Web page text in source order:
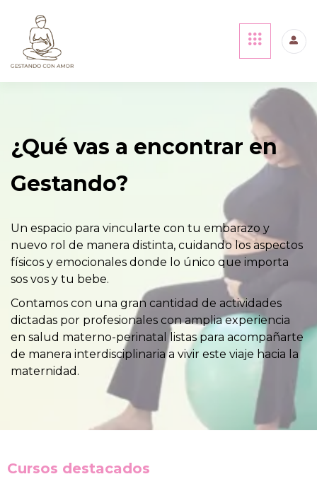
¿Qué vas a encontrar en
Gestando?
Un espacio para vincularte con tu embarazo y
nuevo rol de manera distinta, cuidando los aspectos
físicos y emocionales donde lo único que importa
sos vos y tu bebe.
Contamos con una gran cantidad de actividades
dictadas por profesionales con amplia experiencia
en salud materno-perinatal listas para acompañarte
de manera interdisciplinaria a vivir este viaje hacia la
maternidad.
Cursos destacados